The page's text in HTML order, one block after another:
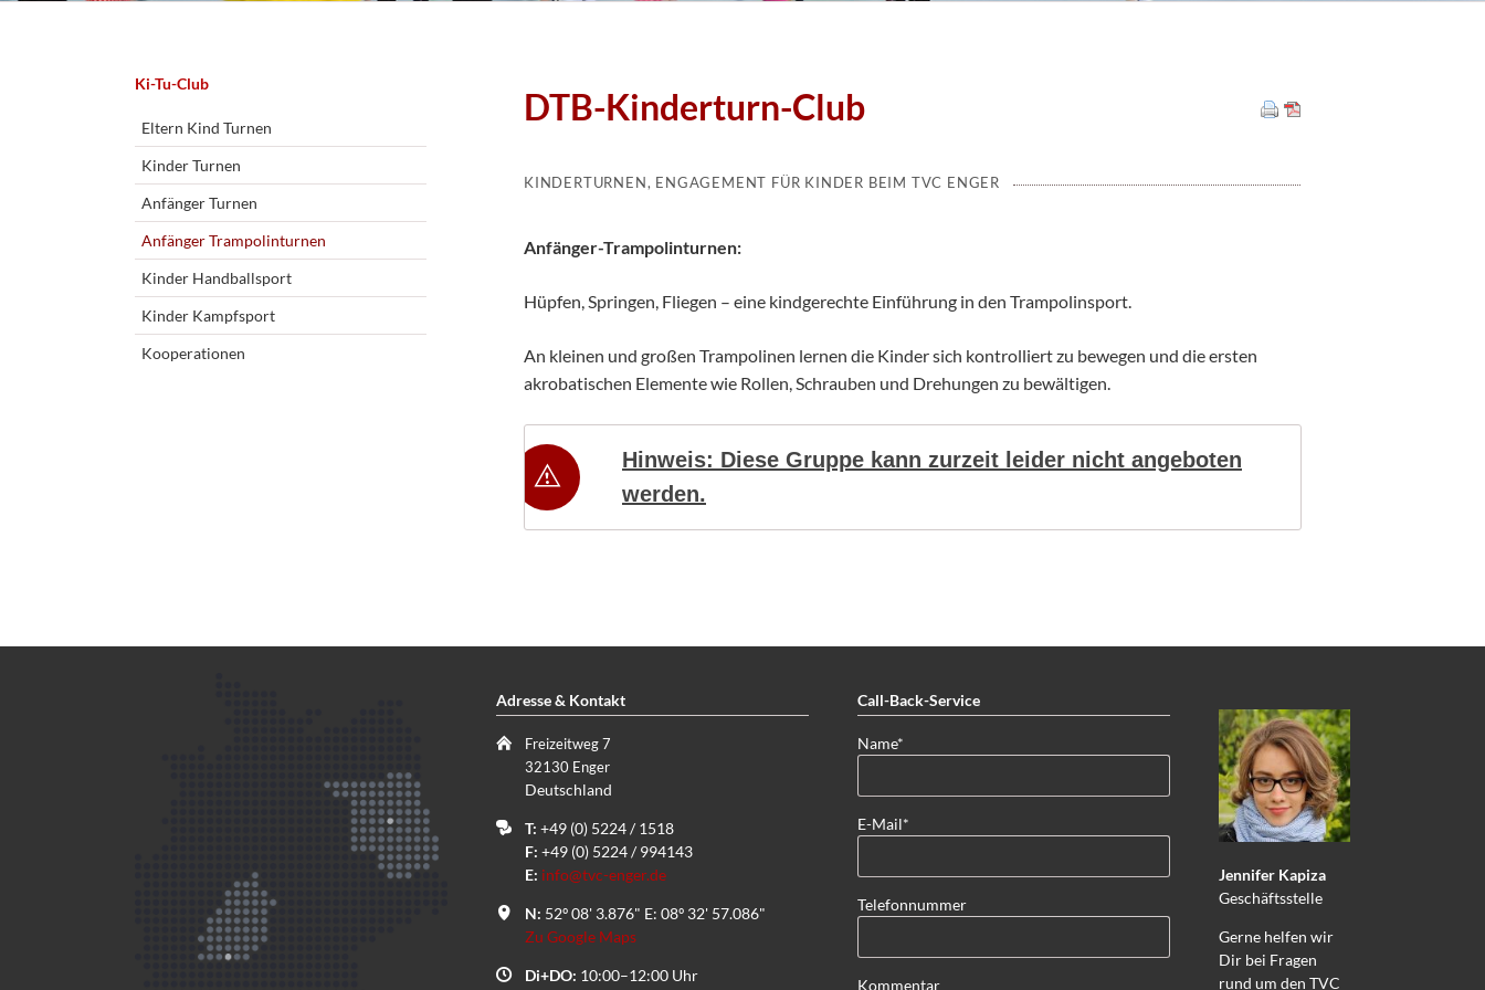
DTB-Kinderturn-Club
KINDERTURNEN, ENGAGEMENT FÜR KINDER BEIM TVC ENGER
Anfänger-Trampolinturnen:
Hüpfen, Springen, Fliegen – eine kindgerechte Einführung in den Trampolinsport.
An kleinen und großen Trampolinen lernen die Kinder sich kontrolliert zu bewegen und die ersten
akrobatischen Elemente wie Rollen, Schrauben und Drehungen zu bewältigen.
Hinweis: Diese Gruppe kann zurzeit leider nicht angeboten
werden.
Navigation
Ki-Tu-Club
Eltern Kind Turnen
Kinder Turnen
Anfänger Turnen
Anfänger Trampolinturnen
Kinder Handballsport
Kinder Kampfsport
Kooperationen
Adresse & Kontakt
Freizeitweg 7
32130 Enger
Deutschland
T: +49 (0) 5224 / 1518
F: +49 (0) 5224 / 994143
E: info@tvc-enger.de
N: 52º 08' 3.876" E: 08º 32' 57.086"
Zu Google Maps
Di+DO: 10:00–12:00 Uhr
Call-Back-Service
Pflichtfeld
Name*
Pflichtfeld
E-Mail*
Telefonnummer
Kommentar
Jennifer Kapiza
Geschäftsstelle
Gerne helfen wir
Dir bei Fragen
rund um den TVC